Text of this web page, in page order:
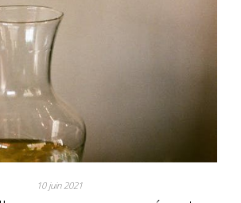
10 juin 2021